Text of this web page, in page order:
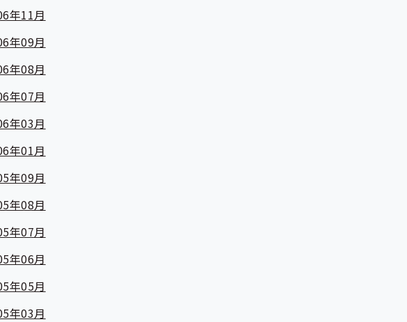
年11月
年09月
年08月
年07月
年03月
年01月
年09月
年08月
年07月
年06月
年05月
年03月